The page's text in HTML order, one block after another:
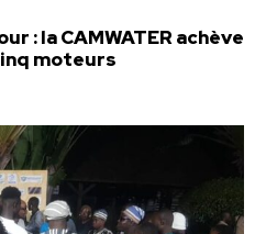
: la CAMWATER achève
moteurs